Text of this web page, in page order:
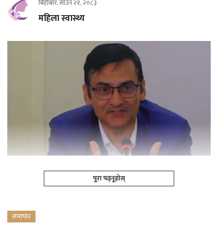
बिहीबार, साउन २१, २०८३
महिला स्वास्थ्य
पूरा पढ्नूहोस्
समाचार